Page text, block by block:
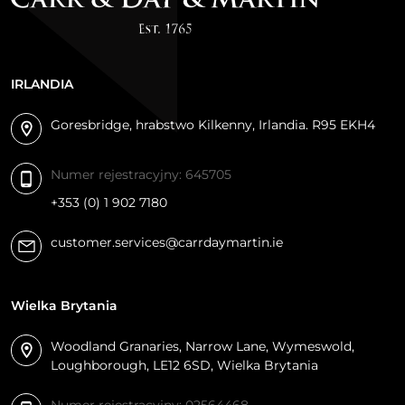
Wskazówki
ul. Kościuszki 41/47, Poland
Wskazówki
48797479333
IRLANDIA
Goresbridge, hrabstwo Kilkenny, Irlandia. R95 EKH4
Numer rejestracyjny: 645705
+353 (0) 1 902 7180
customer.services@carrdaymartin.ie
Wielka Brytania
Woodland Granaries, Narrow Lane, Wymeswold,
Loughborough, LE12 6SD, Wielka Brytania